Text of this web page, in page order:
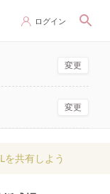
ログイン
変更
変更
共有しよう